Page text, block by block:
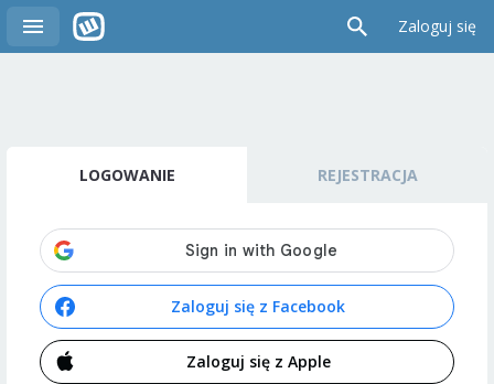
Zaloguj się
LOGOWANIE REJESTRACJA
Zaloguj się z Facebook
Zaloguj się z Apple